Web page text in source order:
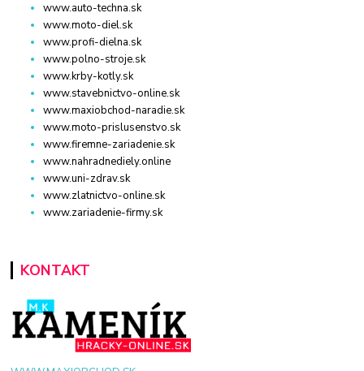
www.auto-techna.sk
www.moto-diel.sk
www.profi-dielna.sk
www.polno-stroje.sk
www.krby-kotly.sk
www.stavebnictvo-online.sk
www.maxiobchod-naradie.sk
www.moto-prislusenstvo.sk
www.firemne-zariadenie.sk
www.nahradnediely.online
www.uni-zdrav.sk
www.zlatnictvo-online.sk
www.zariadenie-firmy.sk
KONTAKT